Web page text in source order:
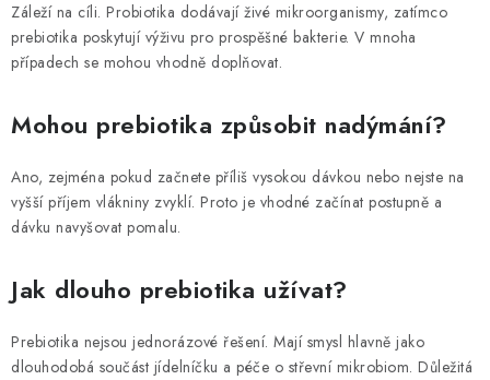
Záleží na cíli. Probiotika dodávají živé mikroorganismy, zatímco
prebiotika poskytují výživu pro prospěšné bakterie. V mnoha
případech se mohou vhodně doplňovat.
Mohou prebiotika způsobit nadýmání?
Ano, zejména pokud začnete příliš vysokou dávkou nebo nejste na
vyšší příjem vlákniny zvyklí. Proto je vhodné začínat postupně a
dávku navyšovat pomalu.
Jak dlouho prebiotika užívat?
Prebiotika nejsou jednorázové řešení. Mají smysl hlavně jako
dlouhodobá součást jídelníčku a péče o střevní mikrobiom. Důležitá